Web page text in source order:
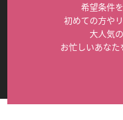
希望条件
初めての方や
大人気
お忙しいあなた